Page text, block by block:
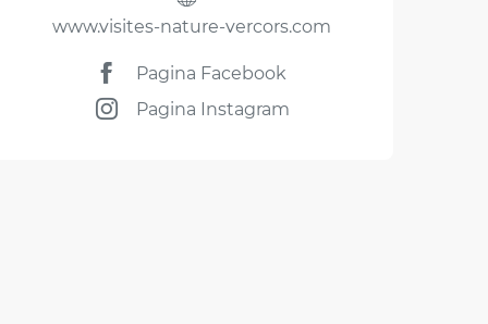
www.visites-nature-vercors.com
Pagina Facebook
Pagina Instagram